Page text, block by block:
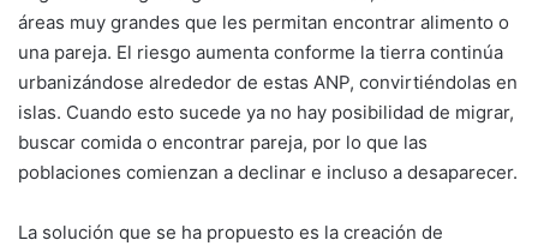
áreas muy grandes que les permitan encontrar alimento o
una pareja. El riesgo aumenta conforme la tierra continúa
urbanizándose alrededor de estas ANP, convirtiéndolas en
islas. Cuando esto sucede ya no hay posibilidad de migrar,
buscar comida o encontrar pareja, por lo que las
poblaciones comienzan a declinar e incluso a desaparecer.
La solución que se ha propuesto es la creación de